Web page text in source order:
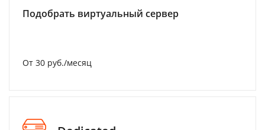
Подобрать виртуальный сервер
От 30 руб./месяц